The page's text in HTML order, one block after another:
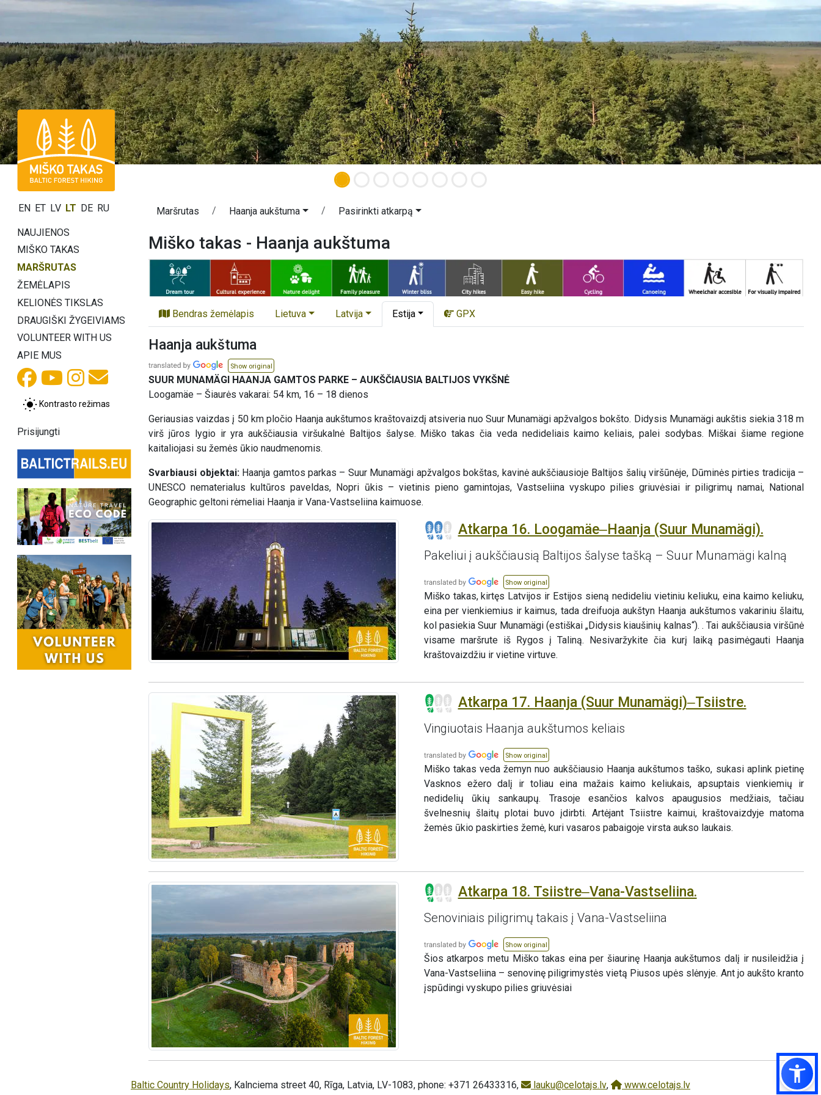
EN ET LV LT DE RU
NAUJIENOS
MIŠKO TAKAS
MARŠRUTAS
ŽEMĖLAPIS
KELIONĖS TIKSLAS
DRAUGIŠKI ŽYGEIVIAMS
VOLUNTEER WITH US
APIE MUS
Kontrasto režimas
Prisijungti
Maršrutas Haanja aukštuma Pasirinkti atkarpą
Miško takas - Haanja aukštuma
Bendras žemėlapis Lietuva Latvija Estija GPX
Haanja aukštuma
Show original
SUUR MUNAMÄGI HAANJA GAMTOS PARKE – AUKŠČIAUSIA BALTIJOS VYKŠNĖ
Loogamäe – Šiaurės vakarai: 54 km, 16 – 18 dienos
Geriausias vaizdas į 50 km pločio Haanja aukštumos kraštovaizdį atsiveria nuo Suur Munamägi apžvalgos bokšto. Didysis Munamägi aukštis siekia 318 m
virš jūros lygio ir yra aukščiausia viršukalnė Baltijos šalyse. Miško takas čia veda nedideliais kaimo keliais, palei sodybas. Miškai šiame regione
kaitaliojasi su žemės ūkio naudmenomis.
Svarbiausi objektai:Haanja gamtos parkas – Suur Munamägi apžvalgos bokštas, kavinė aukščiausioje Baltijos šalių viršūnėje, Dūminės pirties tradicija –
UNESCO nematerialus kultūros paveldas, Nopri ūkis – vietinis pieno gamintojas, Vastseliina vyskupo pilies griuvėsiai ir piligrimų namai, National
Geographic geltoni rėmeliai Haanja ir Vana-Vastseliina kaimuose.
Atkarpa 16. Loogamäe‒Haanja (Suur Munamägi).
Pakeliui į aukščiausią Baltijos šalyse tašką – Suur Munamägi kalną
Show original
Miško takas, kirtęs Latvijos ir Estijos sieną nedideliu vietiniu keliuku, eina kaimo keliuku,
eina per vienkiemius ir kaimus, tada dreifuoja aukštyn Haanja aukštumos vakariniu šlaitu,
kol pasiekia Suur Munamägi (estiškai „Didysis kiaušinių kalnas“). . Tai aukščiausia viršūnė
visame maršrute iš Rygos į Taliną. Nesivaržykite čia kurį laiką pasimėgauti Haanja
kraštovaizdžiu ir vietine virtuve.
Atkarpa 17. Haanja (Suur Munamägi)‒Tsiistre.
Vingiuotais Haanja aukštumos keliais
Show original
Miško takas veda žemyn nuo aukščiausio Haanja aukštumos taško, sukasi aplink pietinę
Vasknos ežero dalį ir toliau eina mažais kaimo keliukais, apsuptais vienkiemių ir
nedidelių ūkių sankaupų. Trasoje esančios kalvos apaugusios medžiais, tačiau
švelnesnių šlaitų plotai buvo įdirbti. Artėjant Tsiistre kaimui, kraštovaizdyje matoma
žemės ūkio paskirties žemė, kuri vasaros pabaigoje virsta aukso laukais.
Atkarpa 18. Tsiistre‒Vana-Vastseliina.
Senoviniais piligrimų takais į Vana-Vastseliina
Show original
Šios atkarpos metu Miško takas eina per šiaurinę Haanja aukštumos dalį ir nusileidžia į
Vana-Vastseliina – senovinę piligrimystės vietą Piusos upės slėnyje. Ant jo aukšto kranto
įspūdingi vyskupo pilies griuvėsiai
Baltic Country Holidays, Kalnciema street 40, Rīga, Latvia, LV-1083, phone: +371 26433316, lauku@celotajs.lv, www.celotajs.lv